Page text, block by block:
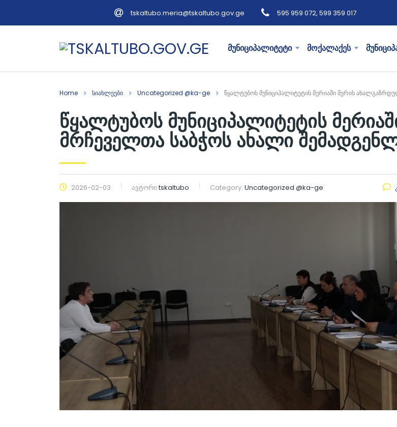
tskaltubo.meria@tskaltubo.gov.ge 595 959 072, 599 359 017
მუნიციპალიტეტი მოქალაქეს
Home სიახლეები Uncategorized @ka-ge წყალტუბოს მუნიციპალიტეტის მერიაში მერის
წყალტუბოს მუნიციპალიტეტის
მრჩეველთა საბჭოს ახალი
2026-02-03 ავტორიtskaltubo Category: Uncategorized @ka-ge